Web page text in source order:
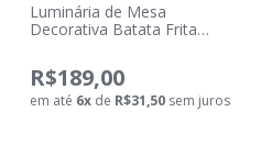
Luminária de Mesa
Decorativa Batata Frita
R$189,00
em até 6x de R$31,50 sem juros